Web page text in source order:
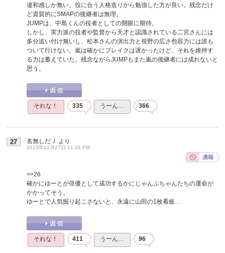
違和感しか無い。役に合う人格造りから勉強した方が良い。残念だけ
ど資質的にSMAPの後継者は無理。
JUMPは、中島くんの役者としての開眼に期待。
しかし、実力派の役者や監督から天才と認識されている二宮さんには
多分追い付け無いし、松本さんの演出力と視野の広さ包容力には誰も
ついて行けない。嵐は確かにブレイクは遅かったけど、それを維持す
る力は蓄えていた。残念ながらJUMPもまた嵐の後継者には成れないと
思う。
それな！ 335 うーん… 366
27 名無しだＪ より
2015年12月27日 11:31 PM
>>26
確かにゆーとが俳優として成功するかにじゃんぷちゃんたちの運命が
かかってそう。
ゆーとで人気掘り起こさないと、永遠に山田の1枚看板…
それな！ 411 うーん… 96